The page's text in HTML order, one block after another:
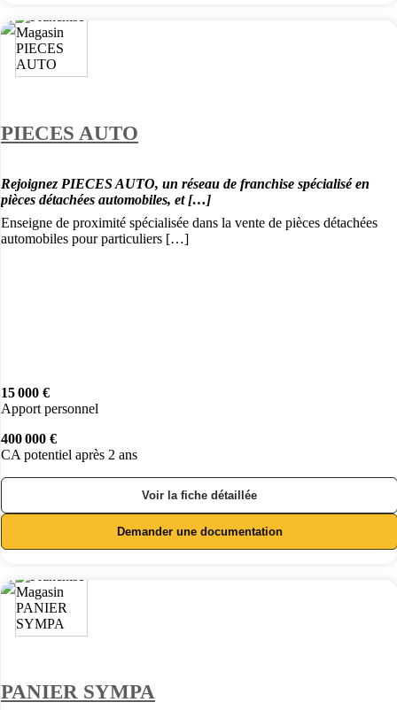
PIECES AUTO
Rejoignez PIECES AUTO, un réseau de franchise spécialisé en
pièces détachées automobiles, et […]
Enseigne de proximité spécialisée dans la vente de pièces détachées
automobiles pour particuliers […]
15 000 €
Apport personnel
400 000 €
CA potentiel après 2 ans
Voir la fiche détaillée
Demander une documentation
PANIER SYMPA